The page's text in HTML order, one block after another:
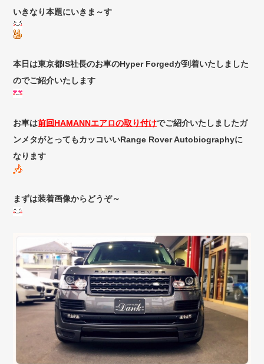
いきなり本題にいきま～す
本日は東京都IS社長のお車のHyper Forgedが到着いたしました
のでご紹介いたします
お車は前回HAMANNエアロの取り付けでご紹介いたしましたガ
ンメタがとってもカッコいいRange Rover Autobiographyに
なります
まずは装着画像からどうぞ～